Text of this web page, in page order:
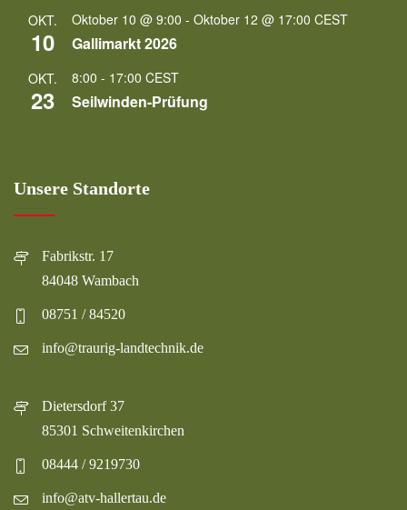
OKT.
10
Oktober 10 @ 9:00 - Oktober 12 @ 17:00 CEST
Gallimarkt 2026
OKT.
23
8:00 - 17:00 CEST
Seilwinden-Prüfung
Unsere Standorte
Fabrikstr. 17
84048 Wambach
08751 / 84520
info@traurig-landtechnik.de
Dietersdorf 37
85301 Schweitenkirchen
08444 / 9219730
info@atv-hallertau.de